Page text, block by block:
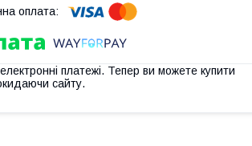
платежі. Тепер ви можете купити
сайту.